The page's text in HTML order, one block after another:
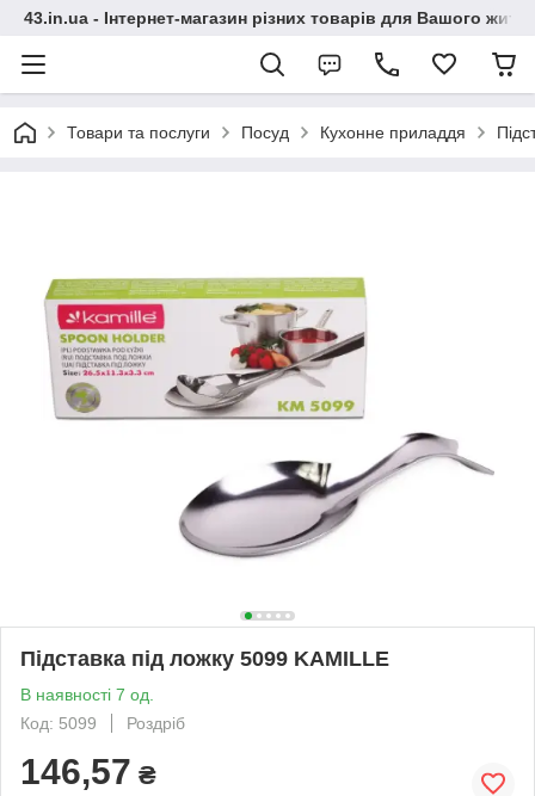
43.in.ua - Інтернет-магазин різних товарів для Вашого
Товари та послуги Посуд Кухонне приладдя
Підставка під ложку 5099 KAMILLE
В наявності 7 од.
Код: 5099
Роздріб
146,57 ₴